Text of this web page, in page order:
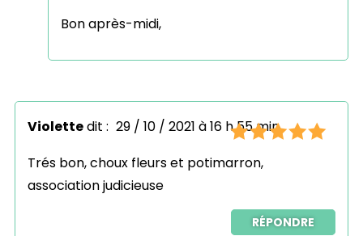
Bon après-midi,
Violettedit : 29 / 10 / 2021 à 16 h 55 min
Trés bon, choux fleurs et potimarron,
association judicieuse
RÉPONDRE